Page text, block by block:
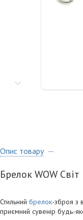
Опис товару
Брелок WOW
Стильний брелок-зброя з
приємний сувенір будь-